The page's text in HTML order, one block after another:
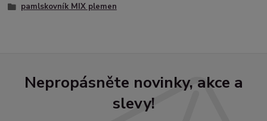
pamlskovník MIX plemen
Nepropásněte novinky, akce a
slevy!